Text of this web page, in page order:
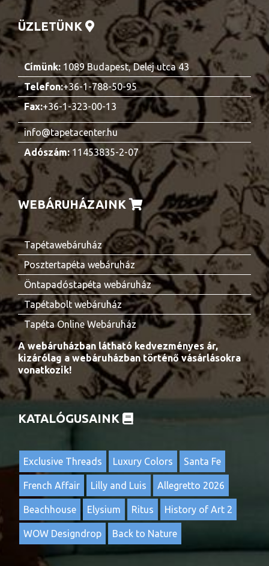
ÜZLETÜNK
Címünk: 1089 Budapest, Delej utca 43
Telefon:+36-1-788-50-95
Fax:+36-1-323-00-13
info@tapetacenter.hu
Adószám:11453835-2-07
WEBÁRUHÁZAINK
Tapétawebáruház
Posztertapéta webáruház
Öntapadóstapéta webáruház
Tapétabolt webáruház
Tapéta Online Webáruház
A webáruházban látható kedvezményes ár,
kizárólag a webáruházban történő vásárlásokra
vonatkozik!
KATALÓGUSAINK
Exclusive Threads Luxury Colors Santa Fe
French Affair Lilly and Luis Allegretto 2026
Beachhouse Elysium Ritus History of Art 2
WOW Designdrop Back to Nature